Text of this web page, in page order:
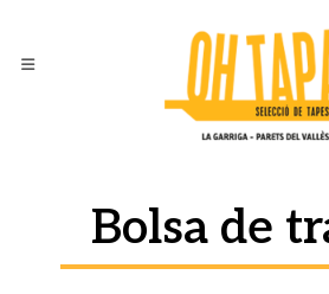
Bolsa de